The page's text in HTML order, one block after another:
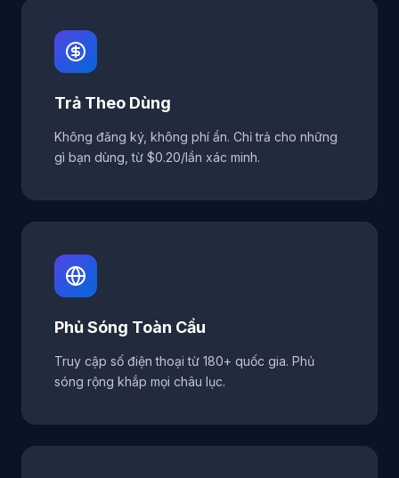
Trả Theo Dùng
Không đăng ký, không phí ẩn. Chỉ trả cho những
gì bạn dùng, từ $0.20/lần xác minh.
Phủ Sóng Toàn Cầu
Truy cập số điện thoại từ 180+ quốc gia. Phủ
sóng rộng khắp mọi châu lục.